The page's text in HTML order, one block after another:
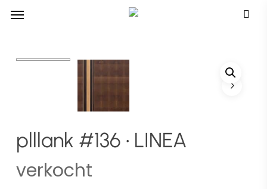
SkipMenu
plllank #136 • LINEA
verkocht
Menu